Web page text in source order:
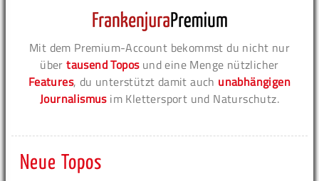
Mit dem Premium-Account bekommst du nicht nur
übertausend Toposund eine Menge nützlicher
Features, du unterstützt damit auch unabhängigen
Journalismusim Klettersport und Naturschutz.
Neue Topos